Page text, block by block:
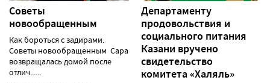
Советы
новообращенным
Как бороться с задирами.
Советы новообращенным Сара
возвращалась домой после
отлич......
Департаменту
продовольствия и
социального питания
Казани вручено
свидетельство
комитета «Халяль»